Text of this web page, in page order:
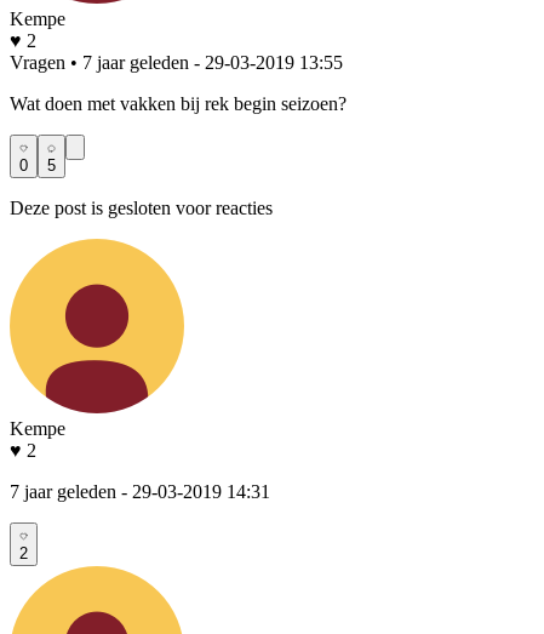
Kempe
♥ 2
Vragen • 7 jaar geleden - 29-03-2019 13:55
Wat doen met vakken bij rek begin seizoen?
0 5
Deze post is gesloten voor reacties
Kempe
♥ 2
7 jaar geleden - 29-03-2019 14:31
2